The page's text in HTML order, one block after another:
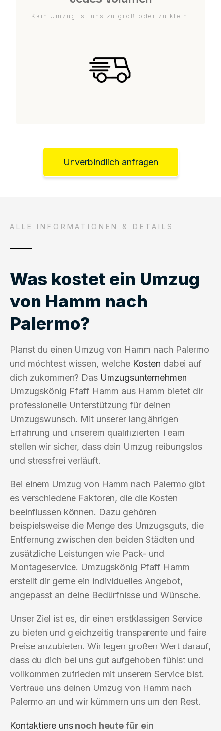
Kein Umzug ist uns zu groß oder zu klein.
Unverbindlich anfragen
ALLE INFORMATIONEN & DETAILS
Was kostet ein Umzug
von Hamm nach
Palermo?
Planst du einen Umzug von Hamm nach Palermo
und möchtest wissen, welche Kosten dabei auf
dich zukommen? Das Umzugsunternehmen
Umzugskönig Pfaff Hamm aus Hamm bietet dir
professionelle Unterstützung für deinen
Umzugswunsch. Mit unserer langjährigen
Erfahrung und unserem qualifizierten Team
stellen wir sicher, dass dein Umzug reibungslos
und stressfrei verläuft.
Bei einem Umzug von Hamm nach Palermo gibt
es verschiedene Faktoren, die die Kosten
beeinflussen können. Dazu gehören
beispielsweise die Menge des Umzugsguts, die
Entfernung zwischen den beiden Städten und
zusätzliche Leistungen wie Pack- und
Montageservice. Umzugskönig Pfaff Hamm
erstellt dir gerne ein individuelles Angebot,
angepasst an deine Bedürfnisse und Wünsche.
Unser Ziel ist es, dir einen erstklassigen Service
zu bieten und gleichzeitig transparente und faire
Preise anzubieten. Wir legen großen Wert darauf,
dass du dich bei uns gut aufgehoben fühlst und
vollkommen zufrieden mit unserem Service bist.
Vertraue uns deinen Umzug von Hamm nach
Palermo an und wir kümmern uns um den Rest.
Kontaktiere uns noch heute für ein